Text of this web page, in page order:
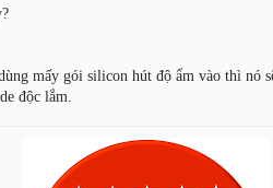
mấy gói silicon hút độ ẩm vào thì nó
độc lắm.